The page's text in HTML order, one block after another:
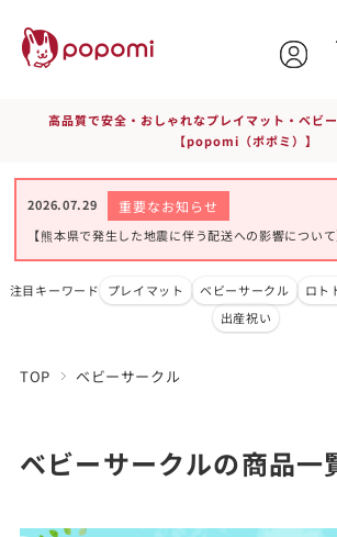
高品質で安全・おしゃれなプレイマット・ベビ
【popomi（ポポミ）】
2026.07.29 重要なお知らせ
【熊本県で発生した地震に伴う配送への影響について
注目キーワード プレイマット ベビーサークル ロト
出産祝い
TOP ベビーサークル
ベビーサークルの商品一